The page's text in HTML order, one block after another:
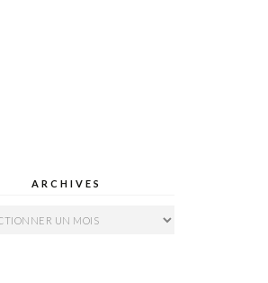
ARCHIVES